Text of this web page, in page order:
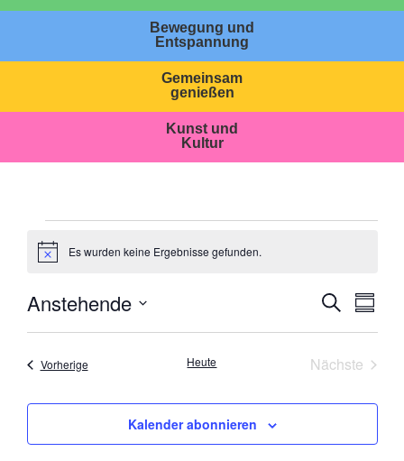
Bewegung und
Entspannung
Gemeinsam
genießen
Kunst und
Kultur
HinweisEs wurden keine Ergebnisse gefunden.
UND
Suche
Anstehende
VorherigeVeranstaltungen Heute Nächste
Kalender abonnieren